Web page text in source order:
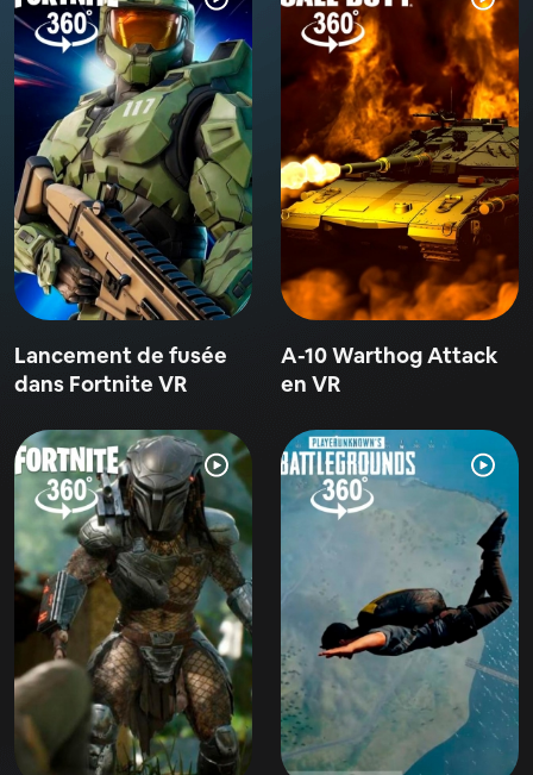
Lancement de fusée
dans Fortnite VR
A-10 Warthog Attack
en VR